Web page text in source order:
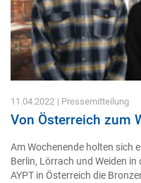
11.04.2022 | Pressemitteilung
Von Österreich zum
Am Wochenende holten sich
Berlin, Lörrach und Weiden
AYPT in Österreich die